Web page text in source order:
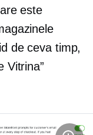
este
de ceva timp,
Vitrina”